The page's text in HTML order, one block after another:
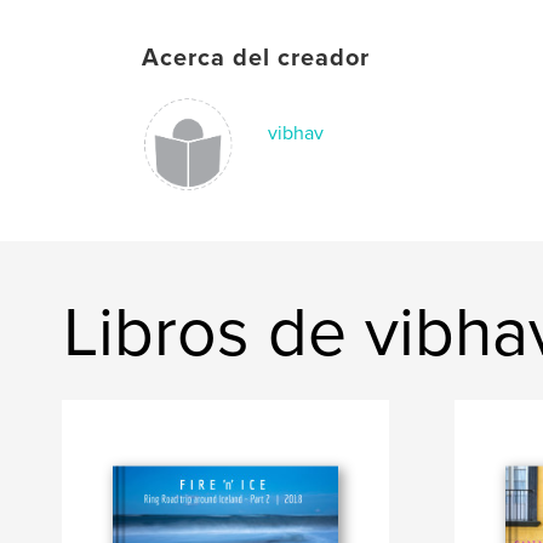
Acerca del creador
vibhav
Libros de